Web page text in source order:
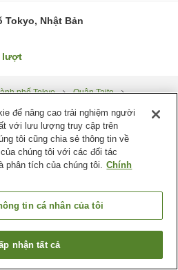
Tokyo, Nhật Bản
lượt
phố Tokyo
Quận Taito
phòng trống
để nâng cao trải nghiệm người
với lưu lượng truy cập trên
tôi cũng chia sẻ thông tin về
chúng tôi với các đối tác
phân tích của chúng tôi. Chính
tin cá nhân của tôi
nhận tất cả